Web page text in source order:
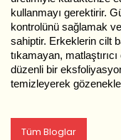
kullanmayı gerektirir.
kontrolünü sağlamak
sahiptir. Erkeklerin cilt
tıkamayan,
düzenli bir
temizleyerek
Tüm Bloglar